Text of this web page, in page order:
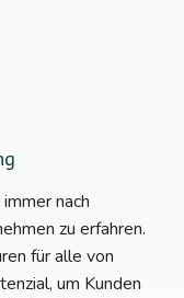
nach
zu erfahren.
für alle von
um Kunden